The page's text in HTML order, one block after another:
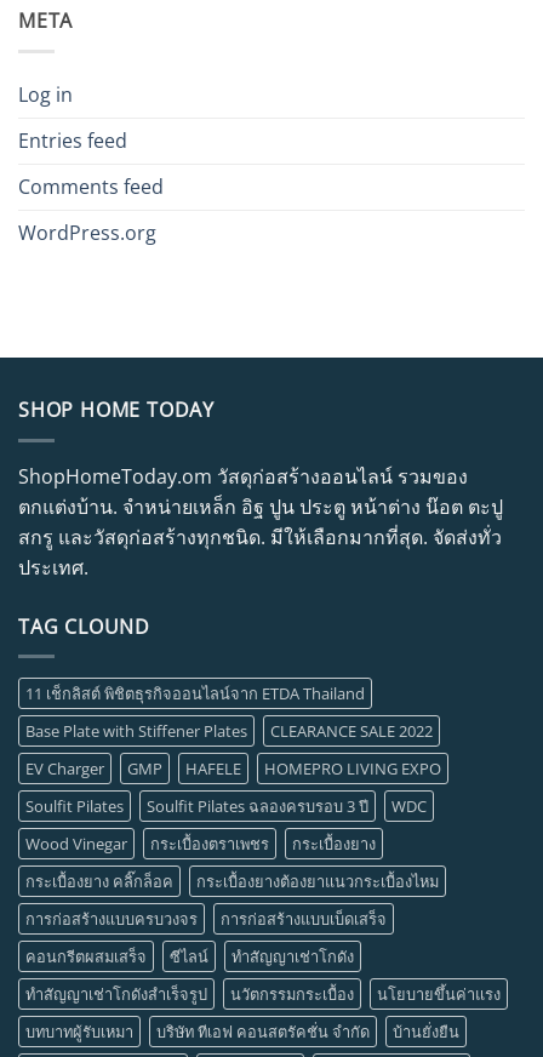
META
Log in
Entries feed
Comments feed
WordPress.org
SHOP HOME TODAY
ShopHomeToday.om วัสดุก่อสร้างออนไลน์ รวมของ
ตกแต่งบ้าน. จำหน่ายเหล็ก อิฐ ปูน ประตู หน้าต่าง น๊อต ตะปู
สกรู และวัสดุก่อสร้างทุกชนิด. มีให้เลือกมากที่สุด. จัดส่งทั่ว
ประเทศ.
TAG CLOUND
11 เช็กลิสต์ พิชิตธุรกิจออนไลน์จาก ETDA Thailand
Base Plate with Stiffener Plates
CLEARANCE SALE 2022
EV Charger
GMP HAFELE
HOMEPRO LIVING EXPO
Soulfit Pilates
Soulfit Pilates ฉลองครบรอบ 3 ปี
WDC
Wood Vinegar
กระเบื้องตราเพชร
กระเบื้องยาง
กระเบื้องยาง คลิ๊กล็อค
กระเบื้องยางต้องยาแนวกระเบื้องไหม
การก่อสร้างแบบครบวงจร
การก่อสร้างแบบเบ็ดเสร็จ
คอนกรีตผสมเสร็จ
ซีไลน์
ทำสัญญาเช่าโกดัง
ทำสัญญาเช่าโกดังสำเร็จรูป
นวัตกรรมกระเบื้อง
นโยบายขึ้นค่าแรง
บทบาทผู้รับเหมา
บริษัท ทีเอฟ คอนสตรัคชั่น จำกัด
บ้านยั่งยืน